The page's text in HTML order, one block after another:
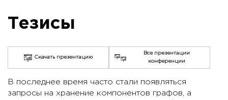
Тезисы
Скачать презентацию
Все презентации
конференции
В последнее время часто стали появляться
запросы на хранение компонентов графов, а